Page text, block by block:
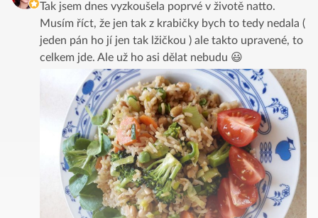
Tak jsem dnes vyzkoušela poprvé v životě natto.
Musím říct, že jen tak z krabičky bych to tedy nedala (
jeden pán ho jí jen tak lžičkou ) ale takto upravené, to
celkem jde. Ale už ho asi dělat nebudu 😃